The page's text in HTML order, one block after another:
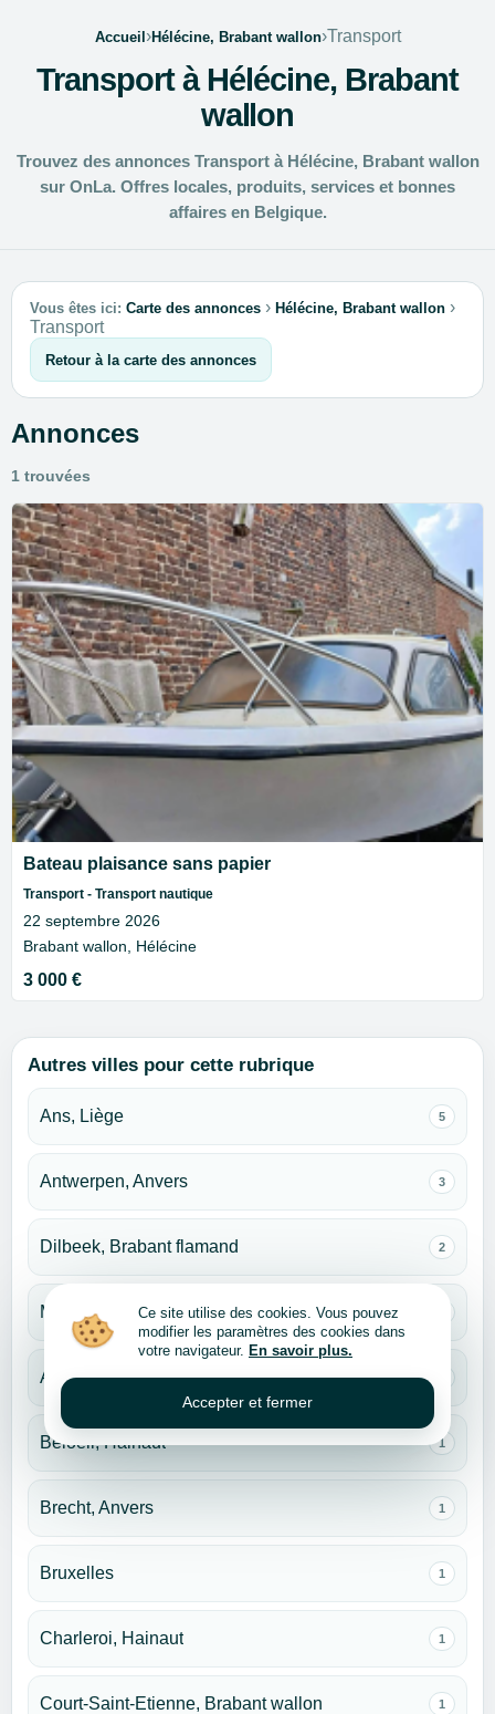
Accueil›Hélécine, Brabant wallon›Transport
Transport à Hélécine, Brabant
wallon
Trouvez des annonces Transport à Hélécine, Brabant wallon
sur OnLa. Offres locales, produits, services et bonnes
affaires en Belgique.
Vous êtes ici: Carte des annonces › Hélécine, Brabant wallon ›
Transport
Retour à la carte des annonces
Annonces
1 trouvées
Bateau plaisance sans papier
Transport - Transport nautique
22 septembre 2026
Brabant wallon, Hélécine
3 000 €
Autres villes pour cette rubrique
Ans, Liège 5
Antwerpen, Anvers 3
Dilbeek, Brabant flamand 2
Mons, Hainaut
Amay, Liège
Beloeil, Hainaut 1
Brecht, Anvers 1
Bruxelles 1
Charleroi, Hainaut 1
Court-Saint-Etienne, Brabant wallon 1
Ce site utilise des cookies. Vous pouvez
modifier les paramètres des cookies dans
votre navigateur. En savoir plus.
Accepter et fermer